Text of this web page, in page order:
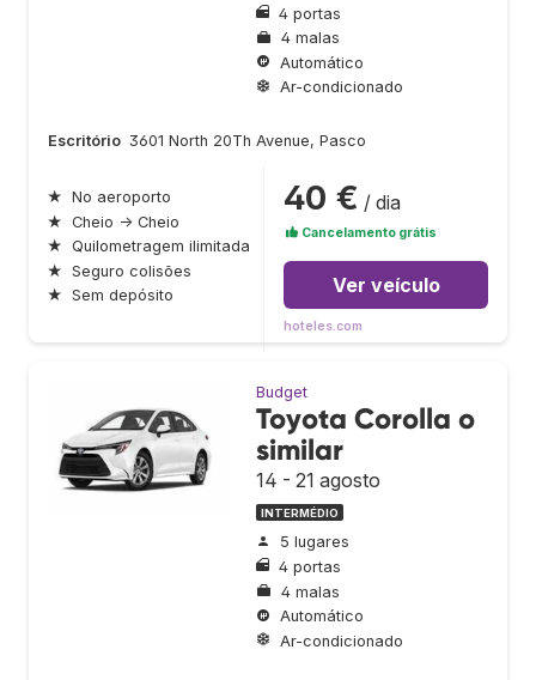
4 portas
4 malas
Automático
Ar-condicionado
Escritório 3601 North 20Th Avenue, Pasco
★ No aeroporto
★ Cheio → Cheio
★ Quilometragem ilimitada
★ Seguro colisões
★ Sem depósito
40 € / dia
Cancelamento grátis
Ver veículo
hoteles.com
Budget
Toyota Corolla o
similar
14 - 21 agosto
INTERMÉDIO
5 lugares
4 portas
4 malas
Automático
Ar-condicionado